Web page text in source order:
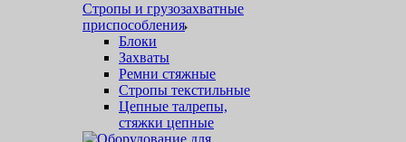
Стропы и грузозахватные
приспособления
Блоки
Захваты
Ремни стяжные
Стропы текстильные
Цепные талрепы,
стяжки цепные